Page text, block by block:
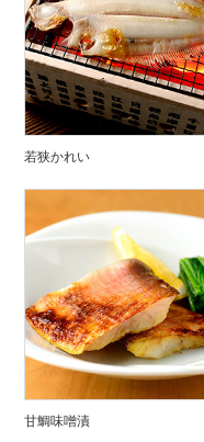
若狭かれい
甘鯛味噌漬